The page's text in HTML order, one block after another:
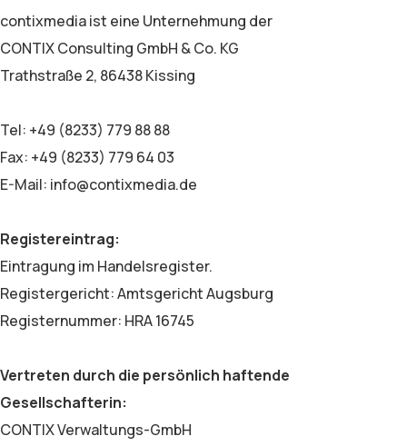
contixmedia ist eine Unternehmung der
CONTIX Consulting GmbH & Co. KG
Trathstraße 2, 86438 Kissing
Tel: +49 (8233) 779 88 88
Fax: +49 (8233) 779 64 03
E-Mail: info@contixmedia.de
Registereintrag:
Eintragung im Handelsregister.
Registergericht: Amtsgericht Augsburg
Registernummer: HRA 16745
Vertreten durch die persönlich haftende
Gesellschafterin:
CONTIX Verwaltungs-GmbH